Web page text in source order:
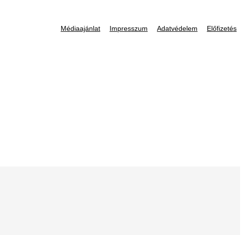
Médiaajánlat Impresszum Adatvédelem Előfizetés